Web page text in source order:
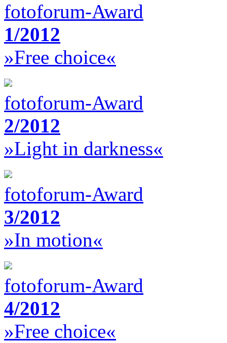
fotoforum-Award
1/2012
»Free choice«
fotoforum-Award
2/2012
»Light in darkness«
fotoforum-Award
3/2012
»In motion«
fotoforum-Award
4/2012
»Free choice«